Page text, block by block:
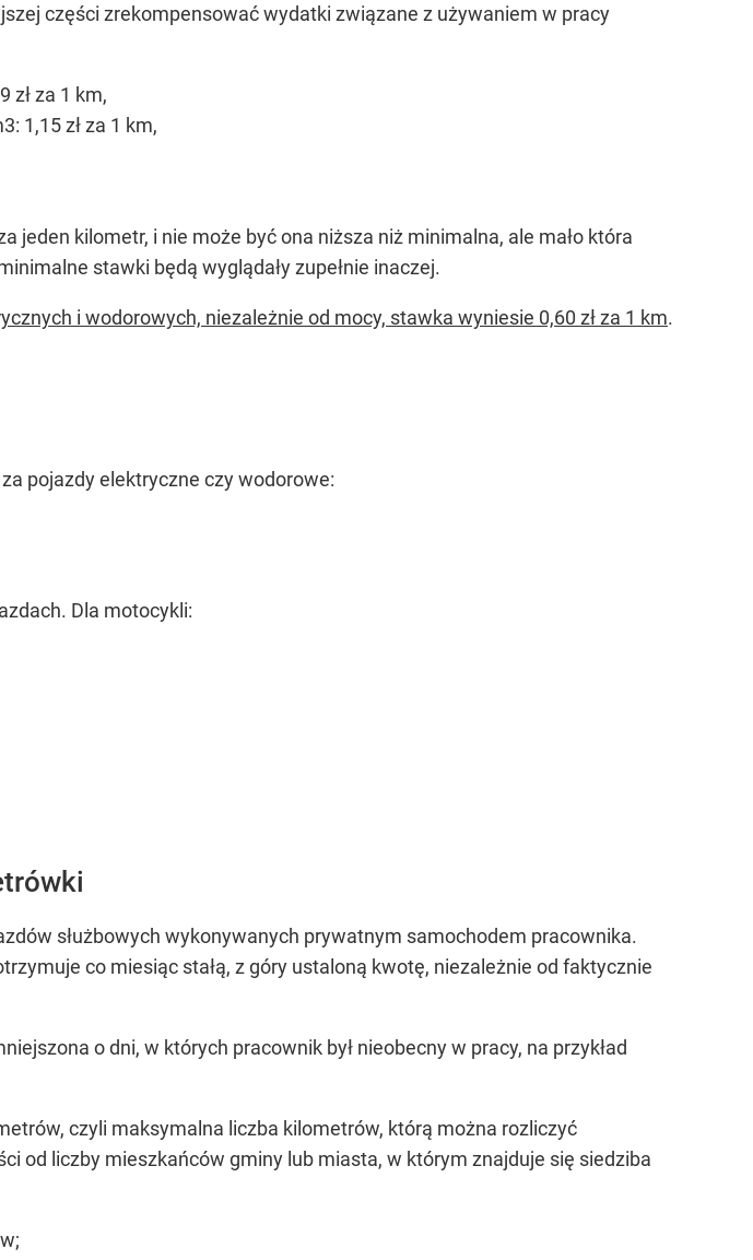
części zrekompensować wydatki związane z używaniem w pracy
zł za 1 km,
1,15 zł za 1 km,
jeden kilometr, i nie może być ona niższa niż minimalna, ale mało która
stawki będą wyglądały zupełnie inaczej.
i wodorowych, niezależnie od mocy, stawka wyniesie 0,60 zł za 1 km.
pojazdy elektryczne czy wodorowe:
Dla motocykli:
służbowych wykonywanych prywatnym samochodem pracownika.
co miesiąc stałą, z góry ustaloną kwotę, niezależnie od faktycznie
o dni, w których pracownik był nieobecny w pracy, na przykład
czyli maksymalna liczba kilometrów, którą można rozliczyć
od liczby mieszkańców gminy lub miasta, w którym znajduje się siedziba